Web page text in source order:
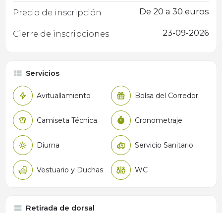
Precio de inscripción De 20 a 30 euros
Cierre de inscripciones 23-09-2026
Servicios
Avituallamiento Bolsa del Corredor
Camiseta Técnica Cronometraje
Diurna Servicio Sanitario
Vestuario y Duchas WC
Retirada de dorsal